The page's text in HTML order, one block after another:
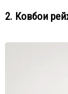
2. Ковбои